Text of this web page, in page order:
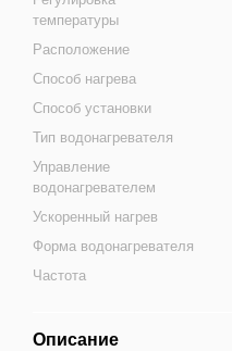
температуры
Расположение
Способ нагрева
Способ установки
Тип водонагревателя
Управление
водонагревателем
Ускоренный нагрев
Форма водонагревателя
Частота
Описание